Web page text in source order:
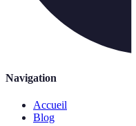
Navigation
Accueil
Blog